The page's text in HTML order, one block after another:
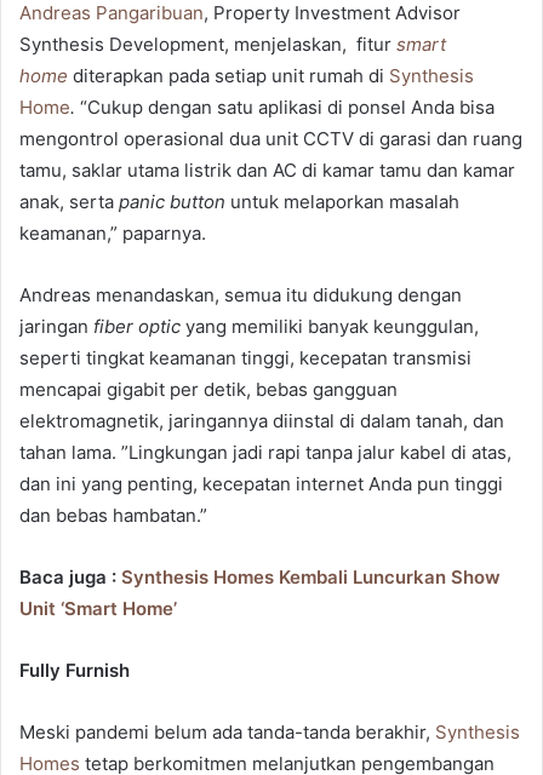
Andreas Pangaribuan, Property Investment Advisor
Synthesis Development, menjelaskan, fitur smart
home diterapkan pada setiap unit rumah di Synthesis
Home. “Cukup dengan satu aplikasi di ponsel Anda bisa
mengontrol operasional dua unit CCTV di garasi dan ruang
tamu, saklar utama listrik dan AC di kamar tamu dan kamar
anak, serta panic button untuk melaporkan masalah
keamanan,” paparnya.
Andreas menandaskan, semua itu didukung dengan
jaringan fiber optic yang memiliki banyak keunggulan,
seperti tingkat keamanan tinggi, kecepatan transmisi
mencapai gigabit per detik, bebas gangguan
elektromagnetik, jaringannya diinstal di dalam tanah, dan
tahan lama. ”Lingkungan jadi rapi tanpa jalur kabel di atas,
dan ini yang penting, kecepatan internet Anda pun tinggi
dan bebas hambatan.”
Baca juga : Synthesis Homes Kembali Luncurkan Show
Unit ‘Smart Home’
Fully Furnish
Meski pandemi belum ada tanda-tanda berakhir, Synthesis
Homes tetap berkomitmen melanjutkan pengembangan